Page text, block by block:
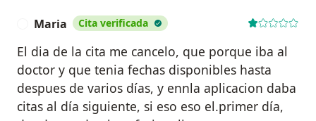
Maria Cita verificada
El dia de la cita me cancelo, que porque iba al
doctor y que tenia fechas disponibles hasta
despues de varios días, y ennla aplicacion daba
citas al día siguiente, si eso eso el.primer día,